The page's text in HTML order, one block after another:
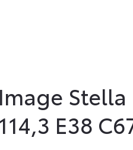
Image Stella
114,3 E38